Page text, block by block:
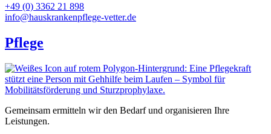
+49 (0) 3362 21 898
info@hauskrankenpflege-vetter.de
Pflege
Gemeinsam ermitteln wir den Bedarf und organisieren Ihre
Leistungen.